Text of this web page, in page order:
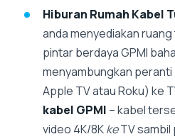
Hiburan Rumah Kabel
anda menyediakan
pintar berdaya GPMI
menyambungkan
Apple TV atau Roku) ke
kabel GPMI – kabel
video 4K/8KkeTV sambil